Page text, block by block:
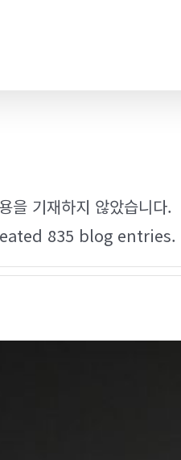
을 기재하지 않았습니다.
835 blog entries.